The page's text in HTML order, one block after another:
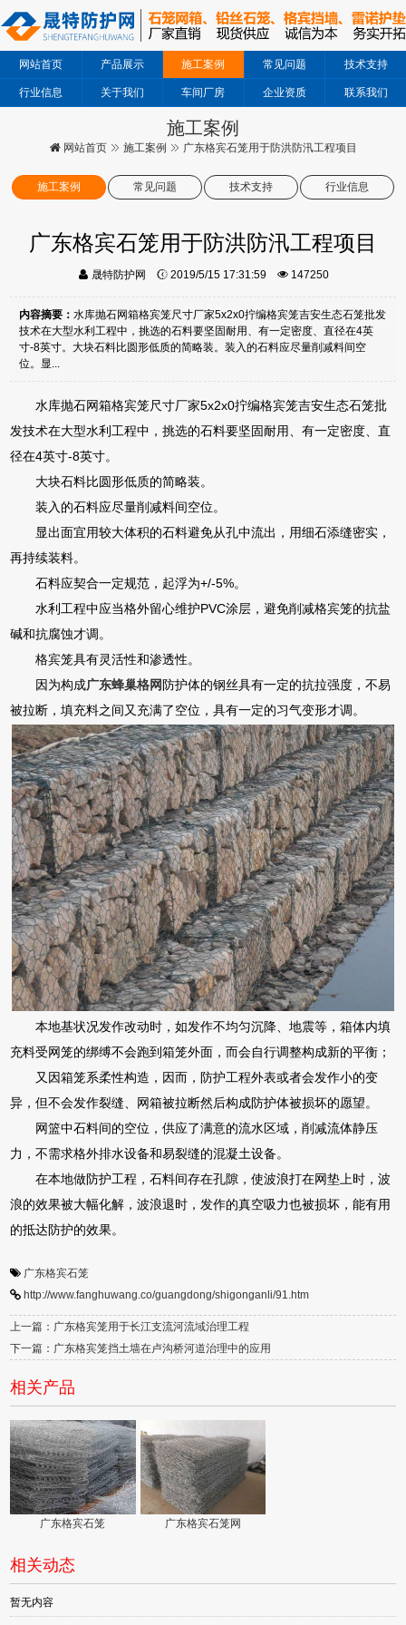
网站首页 产品展示 施工案例 常见问题 技术支持
行业信息 关于我们 车间厂房 企业资质 联系我们
施工案例
网站首页 施工案例 广东格宾石笼用于防洪防汛工程项目
施工案例 常见问题 技术支持 行业信息
广东格宾石笼用于防洪防汛工程项目
晟特防护网 2019/5/15 17:31:59 147250
内容摘要：水库抛石网箱格宾笼尺寸厂家5x2x0拧编格宾笼吉安生态石笼批发
技术在大型水利工程中，挑选的石料要坚固耐用、有一定密度、直径在4英
寸-8英寸。大块石料比圆形低质的简略装。装入的石料应尽量削减料间空
位。显...
水库抛石网箱格宾笼尺寸厂家5x2x0拧编格宾笼吉安生态石笼批
发技术在大型水利工程中，挑选的石料要坚固耐用、有一定密度、直
径在4英寸-8英寸。
大块石料比圆形低质的简略装。
装入的石料应尽量削减料间空位。
显出面宜用较大体积的石料避免从孔中流出，用细石添缝密实，
再持续装料。
石料应契合一定规范，起浮为+/-5%。
水利工程中应当格外留心维护PVC涂层，避免削减格宾笼的抗盐
碱和抗腐蚀才调。
格宾笼具有灵活性和渗透性。
因为构成广东蜂巢格网防护体的钢丝具有一定的抗拉强度，不易
被拉断，填充料之间又充满了空位，具有一定的习气变形才调。
本地基状况发作改动时，如发作不均匀沉降、地震等，箱体内填
充料受网笼的绑缚不会跑到箱笼外面，而会自行调整构成新的平衡；
又因箱笼系柔性构造，因而，防护工程外表或者会发作小的变
异，但不会发作裂缝、网箱被拉断然后构成防护体被损坏的愿望。
网篮中石料间的空位，供应了满意的流水区域，削减流体静压
力，不需求格外排水设备和易裂缝的混凝土设备。
在本地做防护工程，石料间存在孔隙，使波浪打在网垫上时，波
浪的效果被大幅化解，波浪退时，发作的真空吸力也被损坏，能有用
的抵达防护的效果。
广东格宾石笼
http://www.fanghuwang.co/guangdong/shigonganli/91.htm
上一篇：广东格宾笼用于长江支流河流域治理工程
下一篇：广东格宾笼挡土墙在卢沟桥河道治理中的应用
相关产品
广东格宾石笼 广东格宾石笼网
相关动态
暂无内容